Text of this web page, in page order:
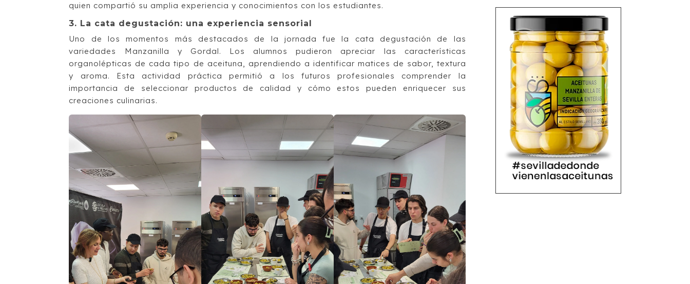
quien compartió su amplia experiencia y conocimientos con los estudiantes.​
3. La cata degustación: una experiencia sensorial
Uno de los momentos más destacados de la jornada fue la cata degustación de las
variedades Manzanilla y Gordal. Los alumnos pudieron apreciar las características
organolépticas de cada tipo de aceituna, aprendiendo a identificar matices de sabor, textura
y aroma. Esta actividad práctica permitió a los futuros profesionales comprender la
importancia de seleccionar productos de calidad y cómo estos pueden enriquecer sus
creaciones culinarias.​